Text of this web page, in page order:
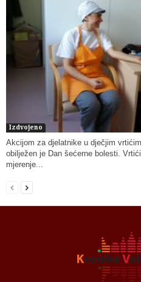
Izdvojeno
Akcijom za djelatnike u dječjim
obilježen je Dan šećerne bolesti.
mjerenje...